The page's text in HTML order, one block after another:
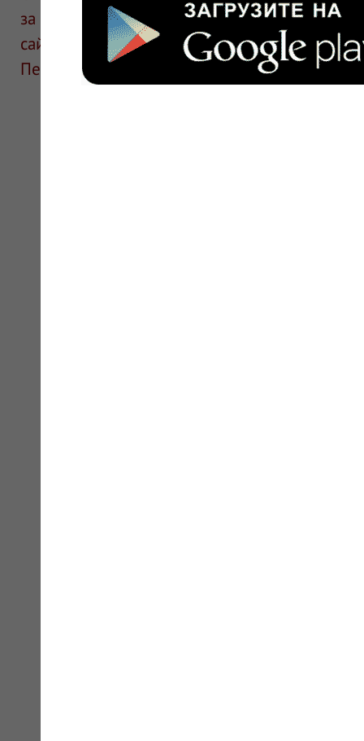
за информацию в отзывах. Описание
сайте для ознакомления и не является
Перед применением необходима